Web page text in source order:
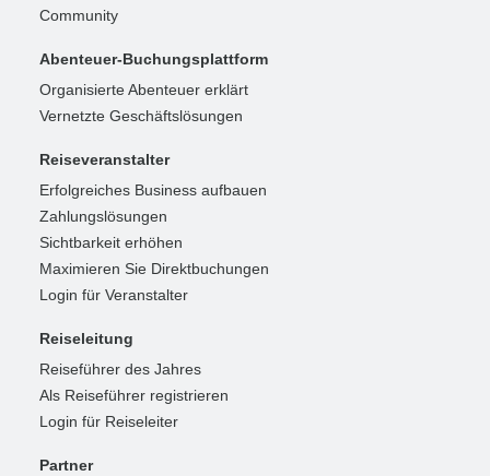
Community
Abenteuer-Buchungsplattform
Organisierte Abenteuer erklärt
Vernetzte Geschäftslösungen
Reiseveranstalter
Erfolgreiches Business aufbauen
Zahlungslösungen
Sichtbarkeit erhöhen
Maximieren Sie Direktbuchungen
Login für Veranstalter
Reiseleitung
Reiseführer des Jahres
Als Reiseführer registrieren
Login für Reiseleiter
Partner